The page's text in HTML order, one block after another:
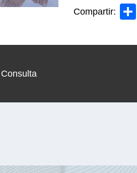
Compartir:
Consulta